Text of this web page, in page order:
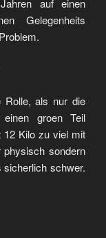
auf einen
Gelegenheits
Rolle, als nur die
einen groen Teil
12 Kilo zu viel mit
physisch sondern
schwer.